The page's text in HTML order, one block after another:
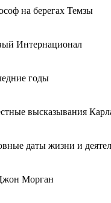
на берегах Темзы
Интернационал
годы
высказывания
даты жизни и
Морган